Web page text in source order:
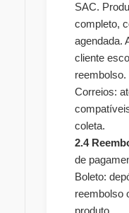
SAC.
completo,
agendada.
cliente
reembolso.
Correios:
coleta.
2.4
de
Boleto:
reembolso
produto.